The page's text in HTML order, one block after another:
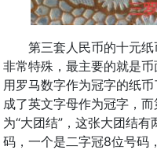
第三套人民币的十元纸
非常特殊，最主要的就是
用罗马数字作为冠字的纸币
成了英文字母作为冠字，
为“大团结”，这张大团结
码，一个是二字冠8位号码